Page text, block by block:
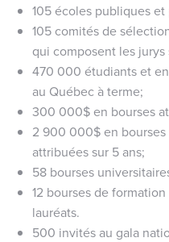
105 écoles publiques
105 comités de
qui composent les jurys
470 000 étudiants et
au Québec à terme;
300 000$ en bourses
2 900 000$ en bourses
attribuées sur 5 ans;
58 bourses
12 bourses de
lauréats.
500 invités au gala